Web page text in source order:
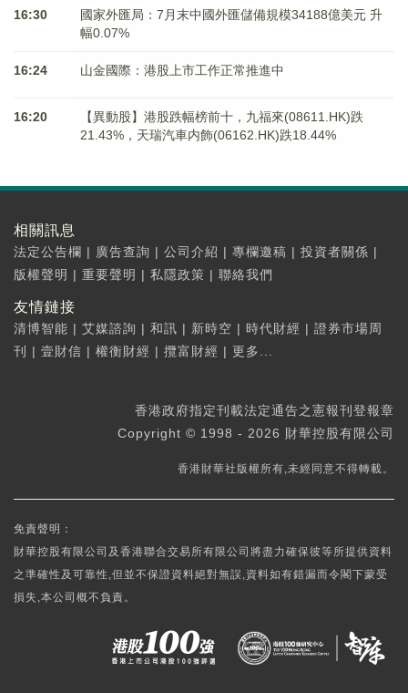
16:30
國家外匯局：7月末中國外匯儲備規模34188億美元 升
幅0.07%
16:24 山金國際：港股上市工作正常推進中
16:20
【異動股】港股跌幅榜前十，九福來(08611.HK)跌
21.43%，天瑞汽車内飾(06162.HK)跌18.44%
相關訊息
法定公告欄 | 廣告查詢 | 公司介紹 | 專欄邀稿 | 投資者關係 |
版權聲明 | 重要聲明 | 私隱政策 | 聯絡我們
友情鏈接
清博智能 | 艾媒諮詢 | 和訊 | 新時空 | 時代財經 | 證券市場周
刊
| 壹財信 | 權衡財經 | 攬富財經 | 更多...
香港政府指定刊載法定通告之憲報刊登報章
Copyright © 1998 - 2026 財華控股有限公司
香港財華社版權所有,未經同意不得轉載。
免責聲明：
財華控股有限公司及香港聯合交易所有限公司將盡力確保彼等所提供資料
之準確性及可靠性,但並不保證資料絕對無誤,資料如有錯漏而令閣下蒙受
損失,本公司概不負責。